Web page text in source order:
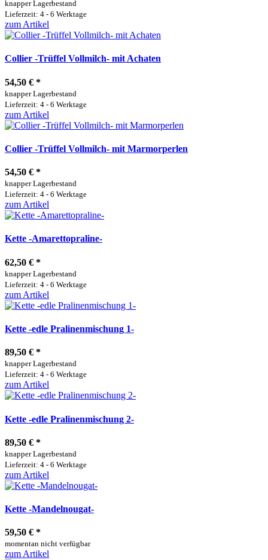
knapper Lagerbestand
Lieferzeit: 4 - 6 Werktage
zum Artikel
Collier -Trüffel Vollmilch- mit Achaten
54,50 € *
knapper Lagerbestand
Lieferzeit: 4 - 6 Werktage
zum Artikel
Collier -Trüffel Vollmilch- mit Marmorperlen
54,50 € *
knapper Lagerbestand
Lieferzeit: 4 - 6 Werktage
zum Artikel
Kette -Amarettopraline-
62,50 € *
knapper Lagerbestand
Lieferzeit: 4 - 6 Werktage
zum Artikel
Kette -edle Pralinenmischung 1-
89,50 € *
knapper Lagerbestand
Lieferzeit: 4 - 6 Werktage
zum Artikel
Kette -edle Pralinenmischung 2-
89,50 € *
knapper Lagerbestand
Lieferzeit: 4 - 6 Werktage
zum Artikel
Kette -Mandelnougat-
59,50 € *
momentan nicht verfügbar
zum Artikel